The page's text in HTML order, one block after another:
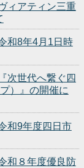
アティン三重
8年4月1日時
世代へ繋ぐ四
）』の開催に
9年度四日市
８年度優良防